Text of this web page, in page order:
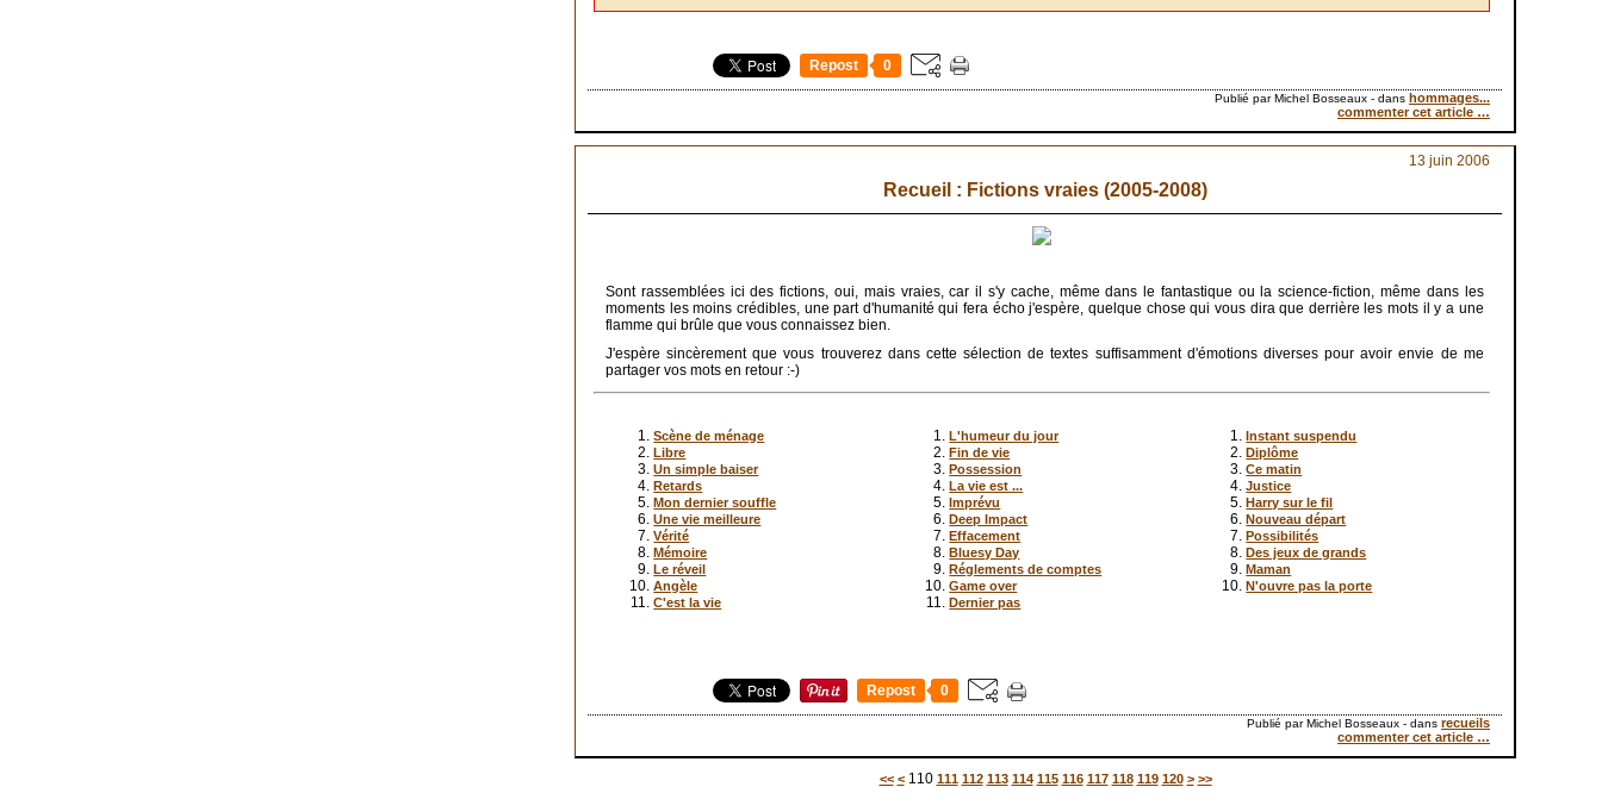
Repost 0
Publié par Michel Bosseaux - dans hommages...
commenter cet article …
13 juin 2006
Recueil : Fictions vraies (2005-2008)
Sont rassemblées ici des fictions, oui, mais vraies, car il s'y cache, même dans le fantastique ou la science-fiction, même dans les
moments les moins crédibles, une part d'humanité qui fera écho j'espère, quelque chose qui vous dira que derrière les mots il y a une
flamme qui brûle que vous connaissez bien.
J'espère sincèrement que vous trouverez dans cette sélection de textes suffisamment d'émotions diverses pour avoir envie de me
partager vos mots en retour :-)
Scène de ménage
Libre
Un simple baiser
Retards
Mon dernier souffle
Une vie meilleure
Vérité
Mémoire
Le réveil
Angèle
C'est la vie
L'humeur du jour
Fin de vie
Possession
La vie est ...
Imprévu
Deep Impact
Effacement
Bluesy Day
Réglements de comptes
Game over
Dernier pas
Instant suspendu
Diplôme
Ce matin
Justice
Harry sur le fil
Nouveau départ
Possibilités
Des jeux de grands
Maman
N'ouvre pas la porte
Repost 0
Publié par Michel Bosseaux - dans recueils
commenter cet article …
<< < 100
110 111 112 113 114 115 116 117 118 119 120 130
140
> >>